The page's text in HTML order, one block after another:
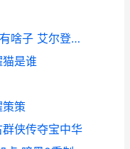
艾尔登法环黑夜君临大空洞地图有啥子 艾尔登法环黑夜君临是单机游戏吗
是谁
策
侠传夺宝中华